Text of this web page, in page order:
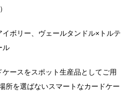
ボリー、ヴェールタンドル×トルテ
ル
ースをスポット生産品としてご用
所を選ばないスマートなカードケー